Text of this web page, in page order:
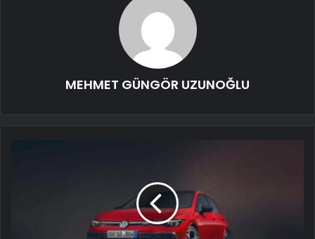
MEHMET GÜNGÖR UZUNOĞLU